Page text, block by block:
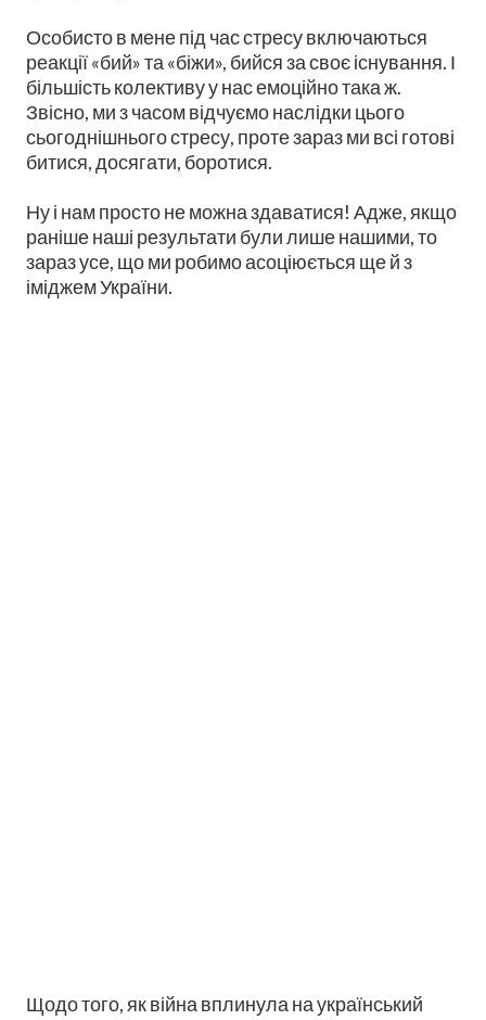
Особисто в мене під час стресу включаються
реакції «бий» та «біжи», бийся за своє існування. І
більшість колективу у нас емоційно така ж.
Звісно, ми з часом відчуємо наслідки цього
сьогоднішнього стресу, проте зараз ми всі готові
битися, досягати, боротися.
Ну і нам просто не можна здаватися! Адже, якщо
раніше наші результати були лише нашими, то
зараз усе, що ми робимо асоціюється ще й з
іміджем України.
Щодо того, як війна вплинула на український